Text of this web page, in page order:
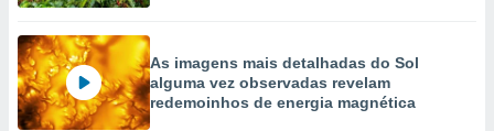
As imagens mais detalhadas do Sol
alguma vez observadas revelam
redemoinhos de energia magnética